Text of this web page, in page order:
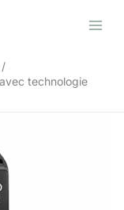
technologie